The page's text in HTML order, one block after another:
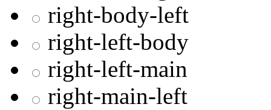
right-body-left
right-left-body
right-left-main
right-main-left